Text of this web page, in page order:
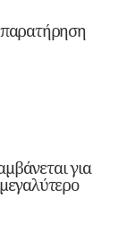
παρατήρηση
για